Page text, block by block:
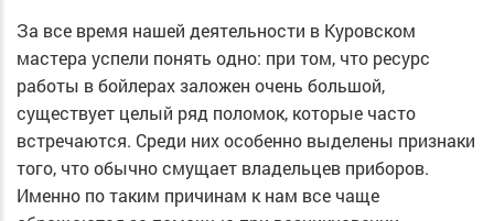
За все время нашей деятельности в Куровском
мастера успели понять одно: при том, что ресурс
работы в бойлерах заложен очень большой,
существует целый ряд поломок, которые часто
встречаются. Среди них особенно выделены признаки
того, что обычно смущает владельцев приборов.
Именно по таким причинам к нам все чаще